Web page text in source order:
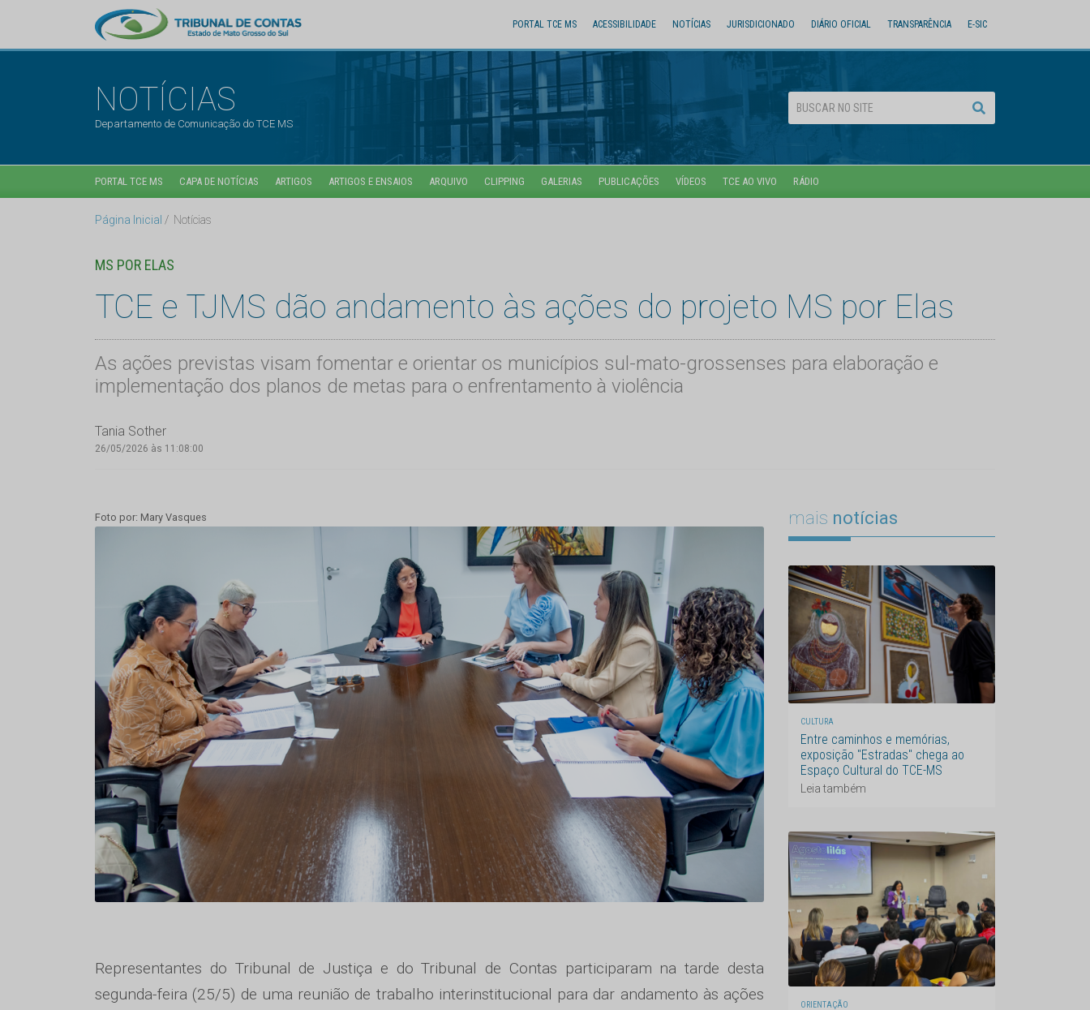
PORTAL TCE MS ACESSIBILIDADE NOTÍCIAS JURISDICIONADO DIÁRIO OFICIAL TRANSPARÊNCIA E-SIC
NOTÍCIAS
Departamento de Comunicação do TCE MS
PORTAL TCE MS CAPA DE NOTÍCIAS ARTIGOS ARTIGOS E ENSAIOS ARQUIVO CLIPPING GALERIAS PUBLICAÇÕES VÍDEOS TCE AO VIVO RÁDIO
Página Inicial Notícias
MS POR ELAS
TCE e TJMS dão andamento às ações do projeto MS por Elas
As ações previstas visam fomentar e orientar os municípios sul-mato-grossenses para elaboração e
implementação dos planos de metas para o enfrentamento à violência
Tania Sother
26/05/2026 às 11:08:00
Foto por: Mary Vasques
Representantes do Tribunal de Justiça e do Tribunal de Contas participaram na tarde desta
segunda-feira (25/5) de uma reunião de trabalho interinstitucional para dar andamento às ações
mais notícias
CULTURA
Entre caminhos e memórias,
exposição "Estradas" chega ao
Espaço Cultural do TCE-MS
Leia também
ORIENTAÇÃO